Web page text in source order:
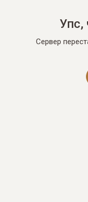
Упс,
Сервер